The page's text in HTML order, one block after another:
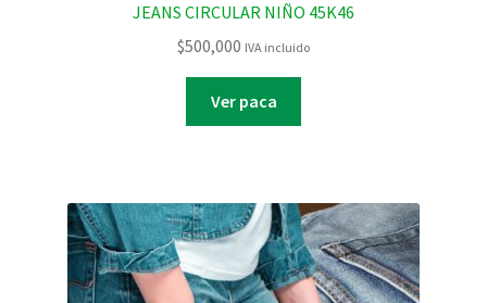
JEANS CIRCULAR NIÑO 45K46
$500,000 IVA incluido
Ver paca